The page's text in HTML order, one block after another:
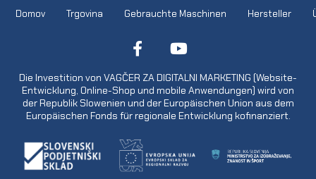
Domov Trgovina Gebrauchte Maschinen Hersteller
Die Investition von VAGČER ZA DIGITALNI MARKETING (Website-
Entwicklung, Online-Shop und mobile Anwendungen) wird von
der Republik Slowenien und der Europäischen Union aus dem
Europäischen Fonds für regionale Entwicklung kofinanziert.